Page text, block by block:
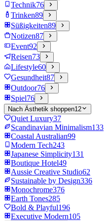
Technik76
Trinken89
Süßigkeiten89
Notizen87
Event92
Reisen73
Lifestyle60
Gesundheit87
Outdoor76
Spiel76
Nach Ästhetik shoppen12
Quiet Luxury37
Scandinavian Minimalism133
Coastal Australian99
Modern Tech243
Japanese Simplicity131
Boutique Hotel49
Aussie Creative Studio62
Sustainable by Design336
Monochrome376
Earth Tones285
Bold & Playful196
Executive Modern105